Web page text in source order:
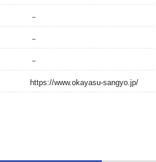
－
－
－
https://www.okayasu-sangyo.jp/